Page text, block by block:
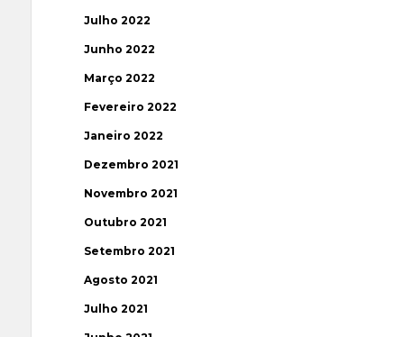
Julho 2022
Junho 2022
Março 2022
Fevereiro 2022
Janeiro 2022
Dezembro 2021
Novembro 2021
Outubro 2021
Setembro 2021
Agosto 2021
Julho 2021